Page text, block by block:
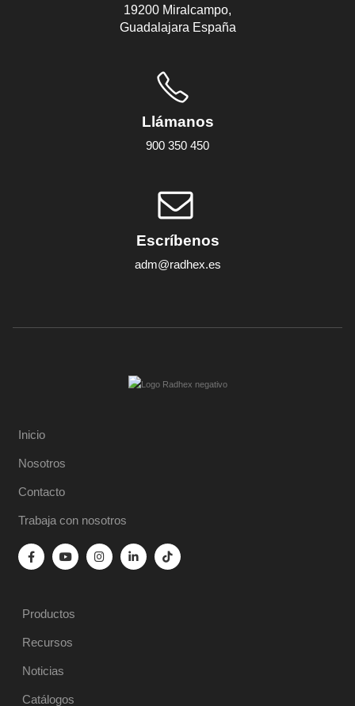
19200 Miralcampo,
Guadalajara España
Llámanos
900 350 450
Escríbenos
adm@radhex.es
Inicio
Nosotros
Contacto
Trabaja con nosotros
Productos
Recursos
Noticias
Catálogos